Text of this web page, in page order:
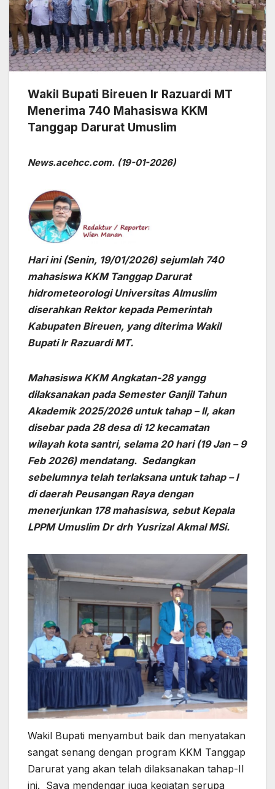
Wakil Bupati Bireuen Ir Razuardi MT
Menerima 740 Mahasiswa KKM
Tanggap Darurat Umuslim
News.acehcc.com. (19-01-2026)
Hari ini (Senin, 19/01/2026) sejumlah 740
mahasiswa KKM Tanggap Darurat
hidrometeorologi Universitas Almuslim
diserahkan Rektor kepada Pemerintah
Kabupaten Bireuen, yang diterima Wakil
Bupati Ir Razuardi MT.
Mahasiswa KKM Angkatan-28 yangg
dilaksanakan pada Semester Ganjil Tahun
Akademik 2025/2026 untuk tahap – II, akan
disebar pada 28 desa di 12 kecamatan
wilayah kota santri, selama 20 hari (19 Jan – 9
Feb 2026) mendatang. Sedangkan
sebelumnya telah terlaksana untuk tahap – I
di daerah Peusangan Raya dengan
menerjunkan 178 mahasiswa, sebut Kepala
LPPM Umuslim Dr drh Yusrizal Akmal MSi.
Wakil Bupati menyambut baik dan menyatakan
sangat senang dengan program KKM Tanggap
Darurat yang akan telah dilaksanakan tahap-II
ini. Saya mendengar juga kegiatan serupa